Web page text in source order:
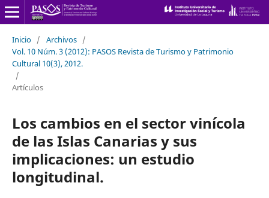
Inicio / Archivos /
Vol. 10 Núm. 3 (2012): PASOS Revista de Turismo y Patrimonio
Cultural 10(3), 2012.
/
Artículos
Los cambios en el sector vinícola
de las Islas Canarias y sus
implicaciones: un estudio
longitudinal.